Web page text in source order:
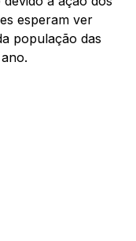
esperam ver
população das